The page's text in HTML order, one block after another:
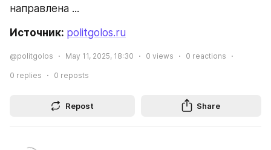
направлена ...
Источник: politgolos.ru
@politgolos May 11, 2025, 18:30 0 views 0 reactions
0 replies 0 reposts
Repost Share